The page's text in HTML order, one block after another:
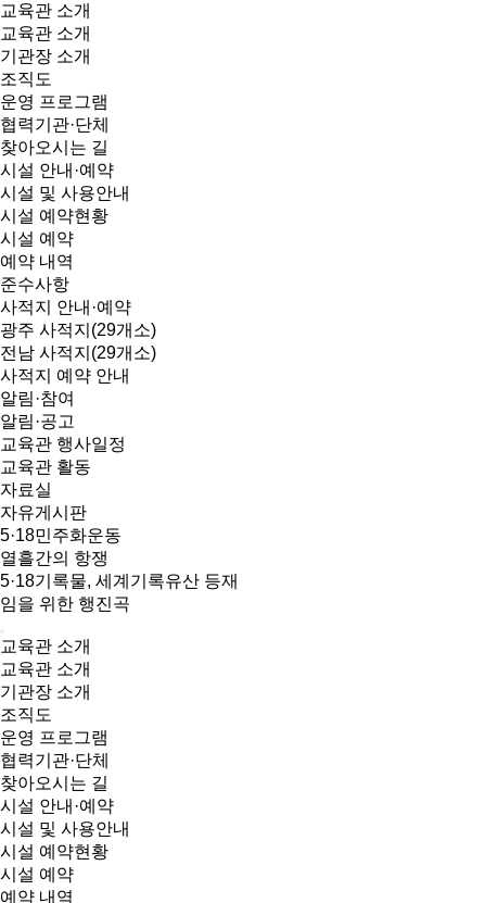
교육관 소개
교육관 소개
기관장 소개
조직도
운영 프로그램
협력기관·단체
찾아오시는 길
시설 안내·예약
시설 및 사용안내
시설 예약현황
시설 예약
예약 내역
준수사항
사적지 안내·예약
광주 사적지(29개소)
전남 사적지(29개소)
사적지 예약 안내
알림·참여
알림·공고
교육관 행사일정
교육관 활동
자료실
자유게시판
5·18민주화운동
열흘간의 항쟁
5·18기록물, 세계기록유산 등재
임을 위한 행진곡
교육관 소개
교육관 소개
기관장 소개
조직도
운영 프로그램
협력기관·단체
찾아오시는 길
시설 안내·예약
시설 및 사용안내
시설 예약현황
시설 예약
예약 내역